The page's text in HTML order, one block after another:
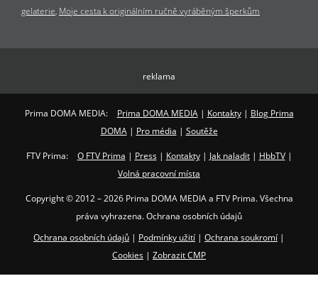
gelaterie Moje cesta k originálním ručně vyráběným šperkům
reklama
Prima DOMA MEDIA: Prima DOMA MEDIA| Kontakty| Blog Prima
DOMA| Pro média | Soutěže
FTV Prima: O FTV Prima | Press| Kontakty| Jak naladit| HbbTV|
Volná pracovní místa
Copyright © 2012 – 2026 Prima DOMA MEDIA a FTV Prima. Všechna
práva vyhrazena. Ochrana osobních údajů
Ochrana osobních údajů | Podmínky užití | Ochrana soukromí |
Cookies | Zobrazit CMP